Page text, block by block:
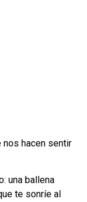
hacen sentir
una ballena
te sonríe al